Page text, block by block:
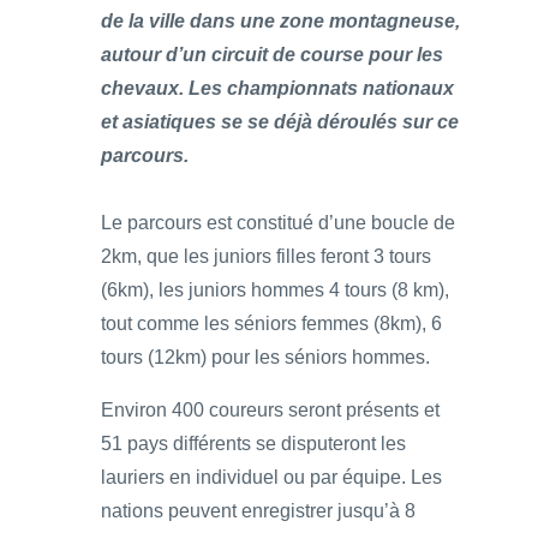
de la ville dans une zone montagneuse,
autour d’un circuit de course pour les
chevaux. Les championnats nationaux
et asiatiques se se déjà déroulés sur ce
parcours.
Le parcours est constitué d’une boucle de
2km, que les juniors filles feront 3 tours
(6km), les juniors hommes 4 tours (8 km),
tout comme les séniors femmes (8km), 6
tours (12km) pour les séniors hommes.
Environ 400 coureurs seront présents et
51 pays différents se disputeront les
lauriers en individuel ou par équipe. Les
nations peuvent enregistrer jusqu’à 8